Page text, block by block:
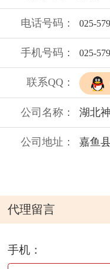
电话号码： 025-
手机号码： 025-
联系QQ：
公司名称： 湖北
公司地址： 嘉鱼
代理留言
手机：